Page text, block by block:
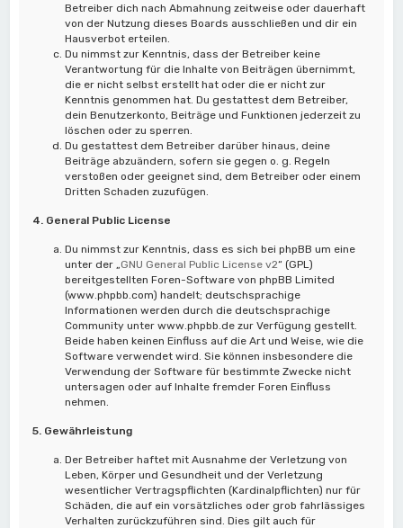
Betreiber dich nach Abmahnung zeitweise oder dauerhaft
von der Nutzung dieses Boards ausschließen und dir ein
Hausverbot erteilen.
Du nimmst zur Kenntnis, dass der Betreiber keine
Verantwortung für die Inhalte von Beiträgen übernimmt,
die er nicht selbst erstellt hat oder die er nicht zur
Kenntnis genommen hat. Du gestattest dem Betreiber,
dein Benutzerkonto, Beiträge und Funktionen jederzeit zu
löschen oder zu sperren.
Du gestattest dem Betreiber darüber hinaus, deine
Beiträge abzuändern, sofern sie gegen o. g. Regeln
verstoßen oder geeignet sind, dem Betreiber oder einem
Dritten Schaden zuzufügen.
4. General Public License
Du nimmst zur Kenntnis, dass es sich bei phpBB um eine
unter der „GNU General Public License v2“ (GPL)
bereitgestellten Foren-Software von phpBB Limited
(www.phpbb.com) handelt; deutschsprachige
Informationen werden durch die deutschsprachige
Community unter www.phpbb.de zur Verfügung gestellt.
Beide haben keinen Einfluss auf die Art und Weise, wie die
Software verwendet wird. Sie können insbesondere die
Verwendung der Software für bestimmte Zwecke nicht
untersagen oder auf Inhalte fremder Foren Einfluss
nehmen.
5. Gewährleistung
Der Betreiber haftet mit Ausnahme der Verletzung von
Leben, Körper und Gesundheit und der Verletzung
wesentlicher Vertragspflichten (Kardinalpflichten) nur für
Schäden, die auf ein vorsätzliches oder grob fahrlässiges
Verhalten zurückzuführen sind. Dies gilt auch für